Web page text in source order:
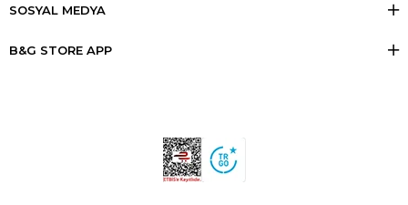
SOSYAL MEDYA
B&G STORE APP